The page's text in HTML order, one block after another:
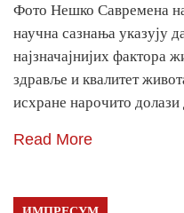
Фото Нешко Савремена
научна сазнања указују
најзначајнијих фактора
здравље и квалитет
исхране нарочито
Read More